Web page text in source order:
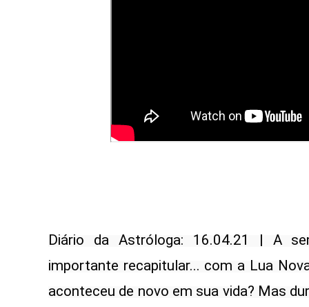
Diário da Astróloga: 16.04.21 | A
importante recapitular... com a Lua
aconteceu de novo em sua vida? Mas